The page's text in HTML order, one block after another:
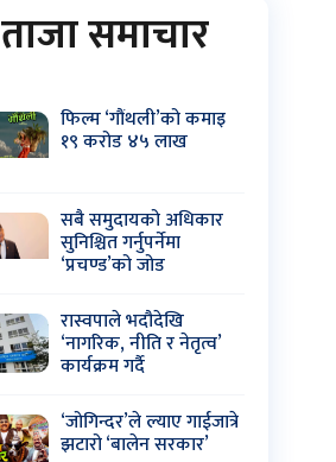
ताजा समाचार
फिल्म ‘गौंथली’को कमाइ
१९ करोड ४५ लाख
सबै समुदायको अधिकार
सुनिश्चित गर्नुपर्नेमा
‘प्रचण्ड’को जोड
रास्वपाले भदौदेखि
‘नागरिक, नीति र नेतृत्व’
कार्यक्रम गर्दै
‘जोगिन्दर’ले ल्याए गाईजात्रे
झटारो ‘बालेन सरकार’